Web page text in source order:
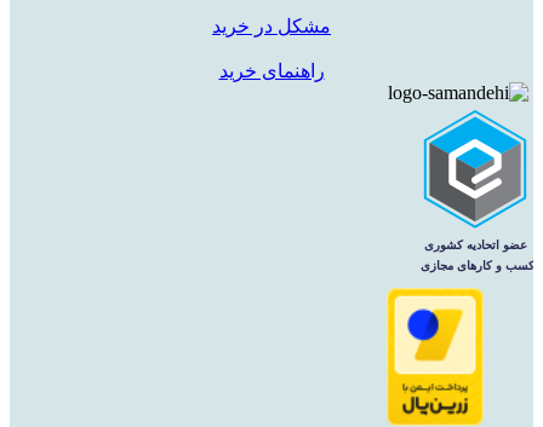
مشکل در خرید
راهنمای خرید